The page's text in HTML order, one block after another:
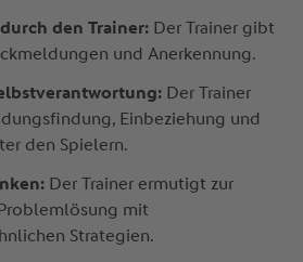
den Trainer:Der Trainer gibt
und Anerkennung.
Der Trainer
Einbeziehung und
den Spielern.
Der Trainer ermutigt zur
mit
Strategien.